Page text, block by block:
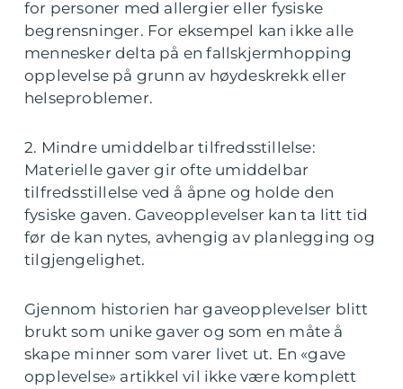
for personer med allergier eller fysiske
begrensninger. For eksempel kan ikke alle
mennesker delta på en fallskjermhopping
opplevelse på grunn av høydeskrekk eller
helseproblemer.
2. Mindre umiddelbar tilfredsstillelse:
Materielle gaver gir ofte umiddelbar
tilfredsstillelse ved å åpne og holde den
fysiske gaven. Gaveopplevelser kan ta litt tid
før de kan nytes, avhengig av planlegging og
tilgjengelighet.
Gjennom historien har gaveopplevelser blitt
brukt som unike gaver og som en måte å
skape minner som varer livet ut. En «gave
opplevelse» artikkel vil ikke være komplett